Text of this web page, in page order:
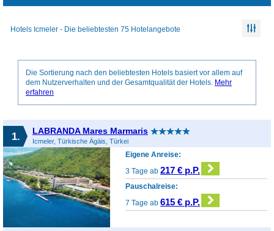
Hotels Icmeler - Die beliebtesten 75 Hotelangebote
Die Sortierung nach den beliebtesten Hotels basiert vor allem auf
dem Nutzerverhalten und der Gesamtqualität der Hotels. Mehr
erfahren
1. LABRANDA Mares Marmaris
Icmeler, Türkische Ägäis, Türkei
Eigene Anreise:
3 Tage ab217 € p.P.
Pauschalreise:
7 Tage ab615 € p.P.